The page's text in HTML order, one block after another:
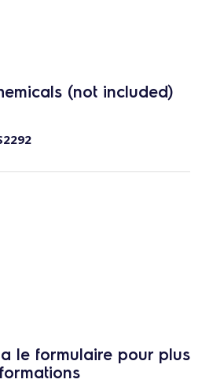
(not included)
le formulaire pour plus